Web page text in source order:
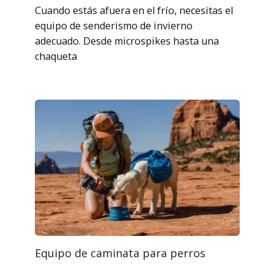
Cuando estás afuera en el frío, necesitas el
equipo de senderismo de invierno
adecuado. Desde microspikes hasta una
chaqueta
Equipo de caminata para perros